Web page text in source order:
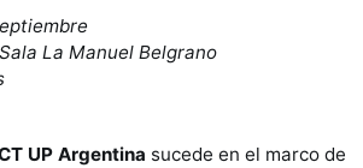
La Manuel Belgrano
UP Argentina sucede en el marco de